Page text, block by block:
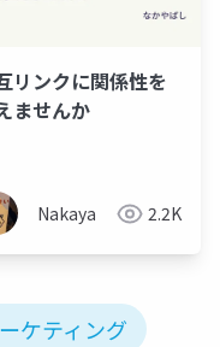
リンクに関係性を
ませんか
Nakaya 2.2K
ケティング